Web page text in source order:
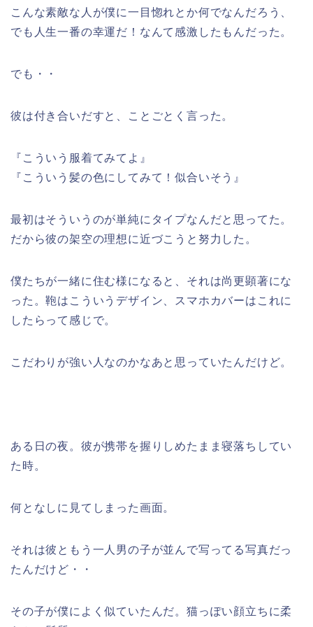
こんな素敵な人が僕に一目惚れとか何でなんだろう、
でも人生一番の幸運だ！なんて感激したもんだった。
でも・・
彼は付き合いだすと、ことごとく言った。
『こういう服着てみてよ』
『こういう髪の色にしてみて！似合いそう』
最初はそういうのが単純にタイプなんだと思ってた。
だから彼の架空の理想に近づこうと努力した。
僕たちが一緒に住む様になると、それは尚更顕著にな
った。鞄はこういうデザイン、スマホカバーはこれに
したらって感じで。
こだわりが強い人なのかなあと思っていたんだけど。
ある日の夜。彼が携帯を握りしめたまま寝落ちしてい
た時。
何となしに見てしまった画面。
それは彼ともう一人男の子が並んで写ってる写真だっ
たんだけど・・
その子が僕によく似ていたんだ。猫っぽい顔立ちに柔